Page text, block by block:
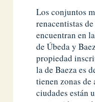
Los conjuntos
renacentistas
encuentran en
de Úbeda y
propiedad
la de Baeza es
tienen zonas
ciudades están